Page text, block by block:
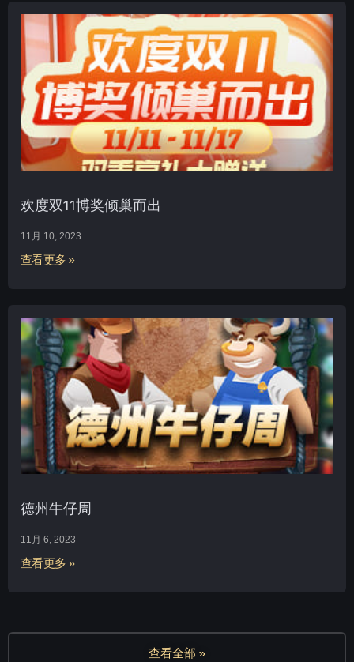
欢度双11博奖倾巢而出
11月 10, 2023
查看更多 »
德州牛仔周
11月 6, 2023
查看更多 »
查看全部 »